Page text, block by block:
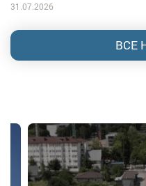
31.07.2026
ВСЕ